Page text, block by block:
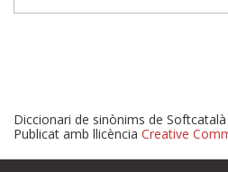
Diccionari de sinònims de Softcatalà
Publicat amb llicència Creative